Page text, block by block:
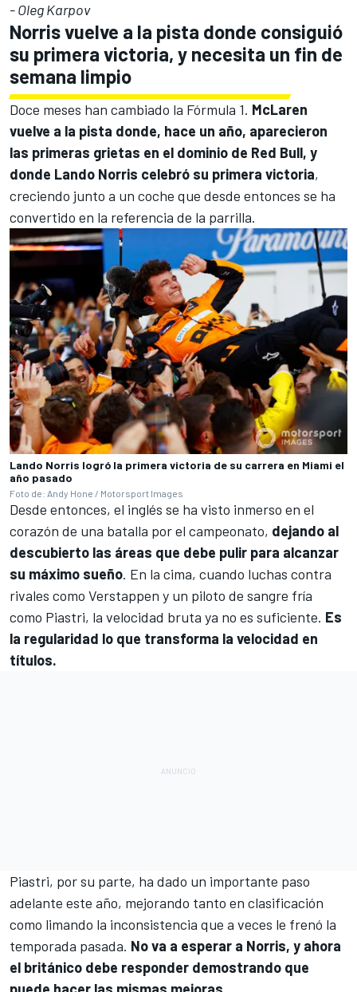
- Oleg Karpov
Norris vuelve a la pista donde consiguió
su primera victoria, y necesita un fin de
semana limpio
Doce meses han cambiado la Fórmula 1. McLaren
vuelve a la pista donde, hace un año, aparecieron
las primeras grietas en el dominio de Red Bull, y
donde Lando Norris celebró su primera victoria,
creciendo junto a un coche que desde entonces se ha
convertido en la referencia de la parrilla.
Lando Norris logró la primera victoria de su carrera en Miami el
año pasado
Foto de: Andy Hone / Motorsport Images
Desde entonces, el inglés se ha visto inmerso en el
corazón de una batalla por el campeonato, dejando al
descubierto las áreas que debe pulir para alcanzar
su máximo sueño. En la cima, cuando luchas contra
rivales como Verstappen y un piloto de sangre fría
como Piastri, la velocidad bruta ya no es suficiente. Es
la regularidad lo que transforma la velocidad en
títulos.
Piastri, por su parte, ha dado un importante paso
adelante este año, mejorando tanto en clasificación
como limando la inconsistencia que a veces le frenó la
temporada pasada. No va a esperar a Norris, y ahora
el británico debe responder demostrando que